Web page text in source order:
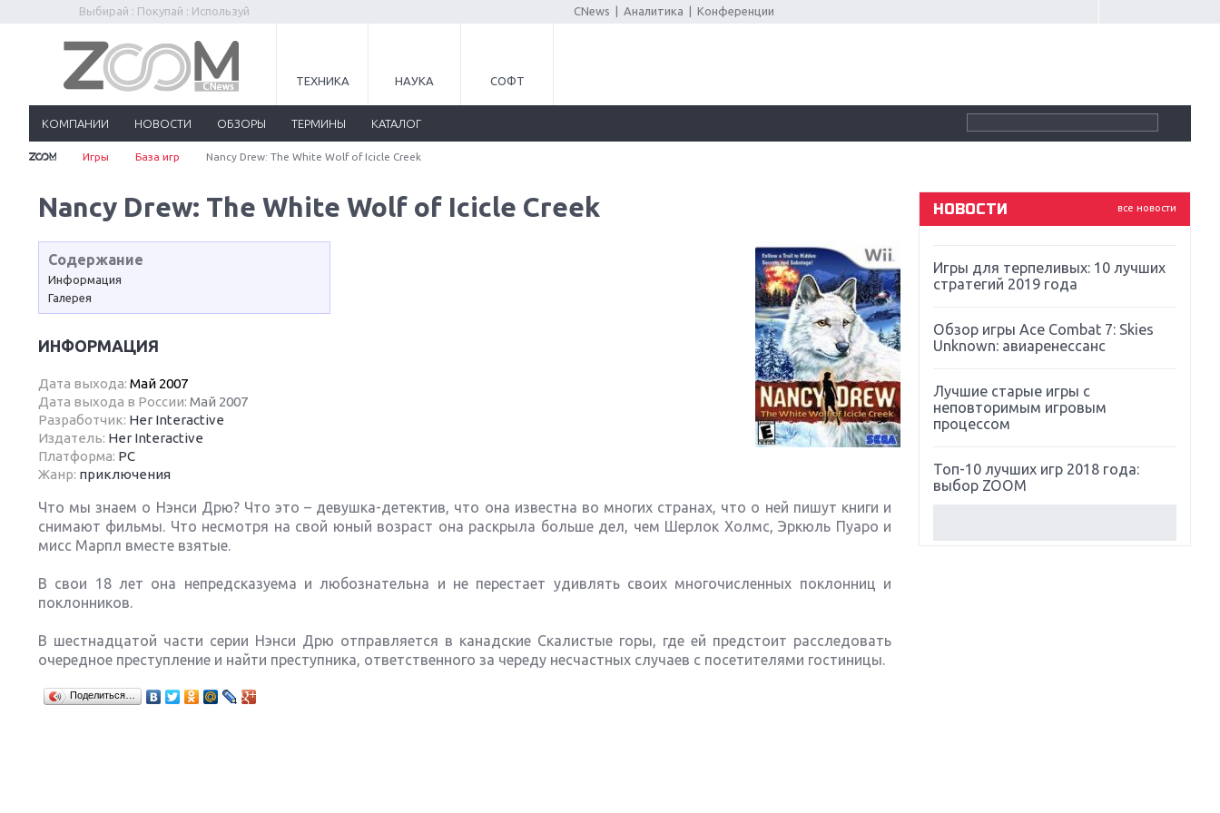
Выбирай : Покупай : Используй CNews Аналитика Конференции
ТЕХНИКА НАУКА СОФТ
КОМПАНИИ НОВОСТИ ОБЗОРЫ ТЕРМИНЫ КАТАЛОГ
Игры База игр Nancy Drew: The White Wolf of Icicle Creek
Nancy Drew: The White Wolf of Icicle Creek
Содержание
Информация
Галерея
ИНФОРМАЦИЯ
Дата выхода: Май 2007
Дата выхода в России: Май 2007
Разработчик: Her Interactive
Издатель: Her Interactive
Платформа: PC
Жанр: приключения
Что мы знаем о Нэнси Дрю? Что это – девушка-детектив, что она известна во многих странах, что о ней пишут книги и
снимают фильмы. Что несмотря на свой юный возраст она раскрыла больше дел, чем Шерлок Холмс, Эркюль Пуаро и
мисс Марпл вместе взятые.
В свои 18 лет она непредсказуема и любознательна и не перестает удивлять своих многочисленных поклонниц и
поклонников.
В шестнадцатой части серии Нэнси Дрю отправляется в канадские Скалистые горы, где ей предстоит расследовать
очередное преступление и найти преступника, ответственного за череду несчастных случаев с посетителями гостиницы.
Поделиться…
все новости
НОВОСТИ
Souls
Far Cry 5: хвалить нельзя ругать
Игры для терпеливых: 10 лучших
стратегий 2019 года
Обзор игры Ace Combat 7: Skies
Unknown: авиаренессанс
Лучшие старые игры с
неповторимым игровым
процессом
Топ-10 лучших игр 2018 года:
выбор ZOOM
Next